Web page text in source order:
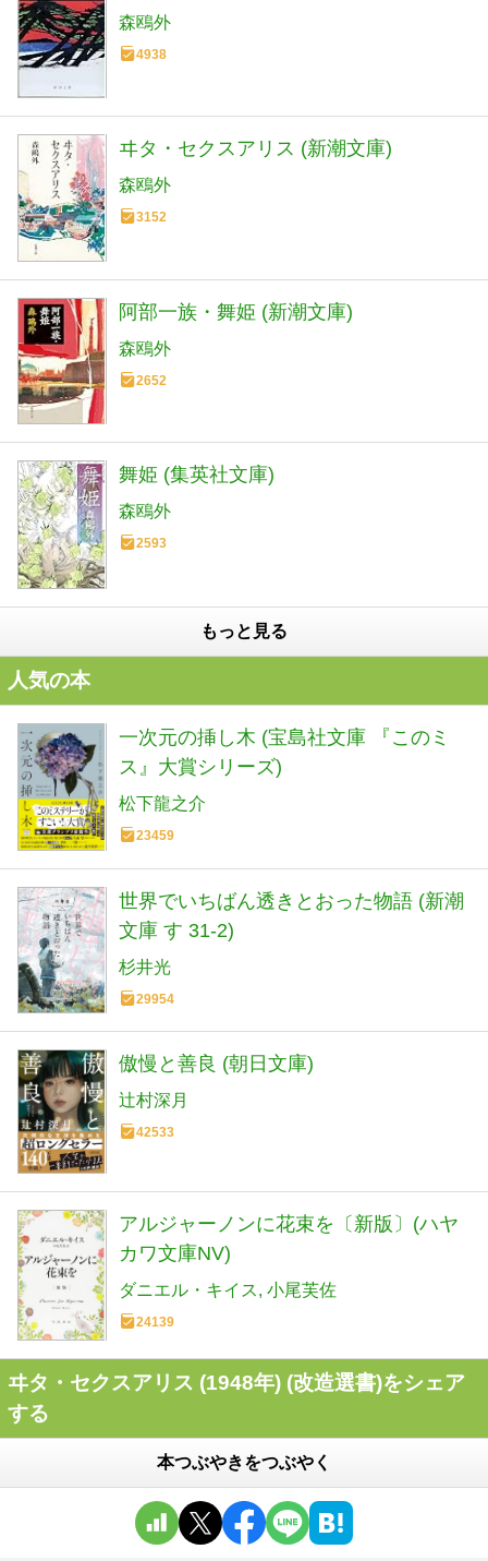
森鴎外
4938
ヰタ・セクスアリス (新潮文庫)
森鴎外
3152
阿部一族・舞姫 (新潮文庫)
森鴎外
2652
舞姫 (集英社文庫)
森鴎外
2593
もっと見る
人気の本
一次元の挿し木 (宝島社文庫 『このミ
ス』大賞シリーズ)
松下龍之介
23459
世界でいちばん透きとおった物語 (新潮
文庫 す 31-2)
杉井光
29954
傲慢と善良 (朝日文庫)
辻村深月
42533
アルジャーノンに花束を〔新版〕(ハヤ
カワ文庫NV)
ダニエル・キイス 小尾芙佐
24139
ヰタ・セクスアリス (1948年) (改造選書)をシェア
する
本つぶやきをつぶやく